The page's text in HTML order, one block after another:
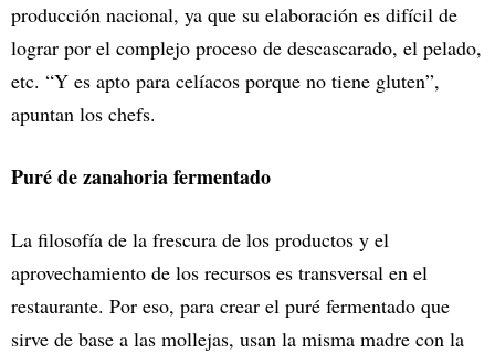
producción nacional, ya que su elaboración es difícil de
lograr por el complejo proceso de descascarado, el pelado,
etc. “Y es apto para celíacos porque no tiene gluten”,
apuntan los chefs.
Puré de zanahoria fermentado
La filosofía de la frescura de los productos y el
aprovechamiento de los recursos es transversal en el
restaurante. Por eso, para crear el puré fermentado que
sirve de base a las mollejas, usan la misma madre con la